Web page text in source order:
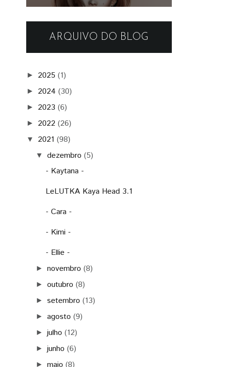
ARQUIVO DO BLOG
► 2025 (1)
► 2024 (30)
► 2023 (6)
► 2022 (26)
▼ 2021 (98)
▼dezembro(5)
- Kaytana -
LeLUTKA Kaya Head 3.1
- Cara -
- Kimi -
- Ellie -
►novembro(8)
►outubro(8)
►setembro(13)
►agosto(9)
►julho(12)
►junho(6)
►maio(8)